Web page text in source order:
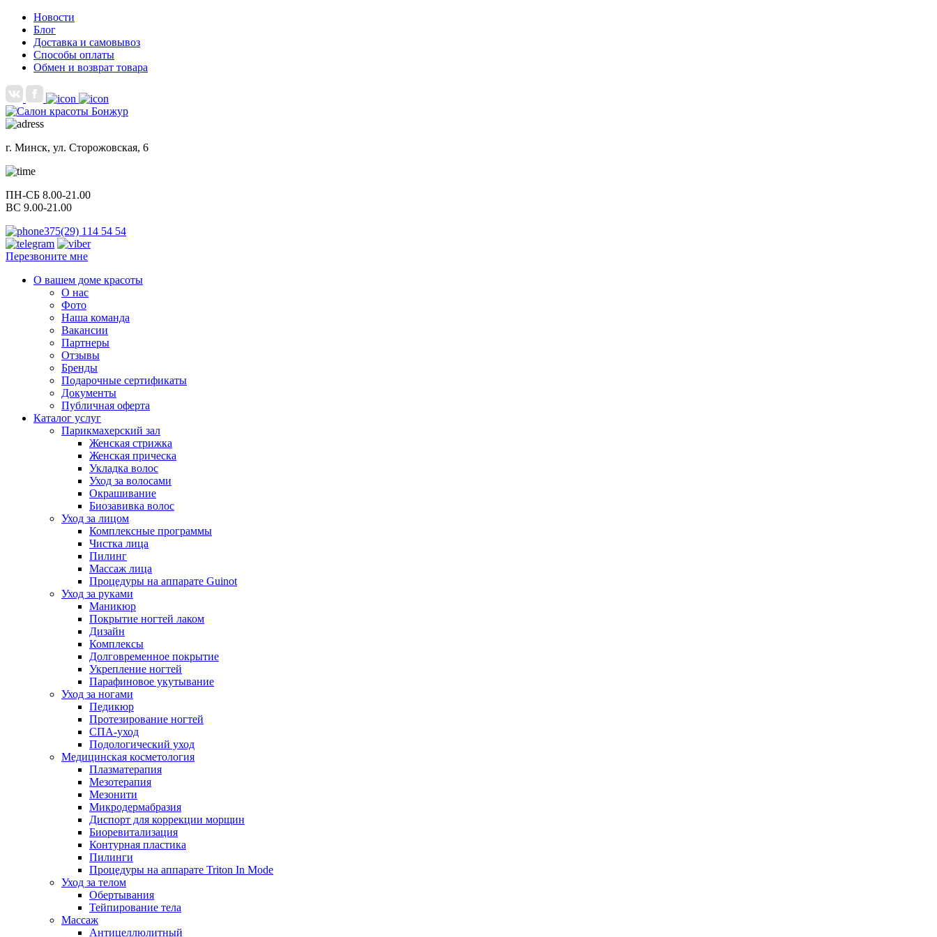
Новости
Блог
Доставка и самовывоз
Способы оплаты
Обмен и возврат товара
г. Минск, ул. Сторожовская, 6
ПН-СБ 8.00-21.00
ВС 9.00-21.00
375(29) 114 54 54
Перезвоните мне
О вашем доме красоты
О нас
Фото
Наша команда
Вакансии
Партнеры
Отзывы
Бренды
Подарочные сертификаты
Документы
Публичная оферта
Каталог услуг
Парикмахерский зал
Женская стрижка
Женская прическа
Укладка волос
Уход за волосами
Окрашивание
Биозавивка волос
Уход за лицом
Комплексные программы
Чистка лица
Пилинг
Массаж лица
Процедуры на аппарате Guinot
Уход за руками
Маникюр
Покрытие ногтей лаком
Дизайн
Комплексы
Долговременное покрытие
Укрепление ногтей
Парафиновое укутывание
Уход за ногами
Педикюр
Протезирование ногтей
СПА-уход
Подологический уход
Медицинская косметология
Плазматерапия
Мезотерапия
Мезонити
Микродермабразия
Диспорт для коррекции морщин
Биоревитализация
Контурная пластика
Пилинги
Процедуры на аппарате Triton In Mode
Уход за телом
Обертывания
Тейпирование тела
Массаж
Антицеллюлитный